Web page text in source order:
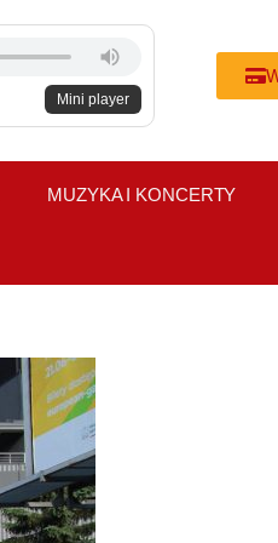
Mini player
MUZYKA I KONCERTY